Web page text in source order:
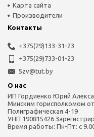
Карта сайта
Производители
Контакты
+375(29)‎133-31-23
+375(29)733-01-23
5zv@tut.by
О нас
ИП Гордиенко Юрий
Минским горисполкомом от
Полиграфическая 4-19
УНП 190815426
Время работы: Пн-Пт: с